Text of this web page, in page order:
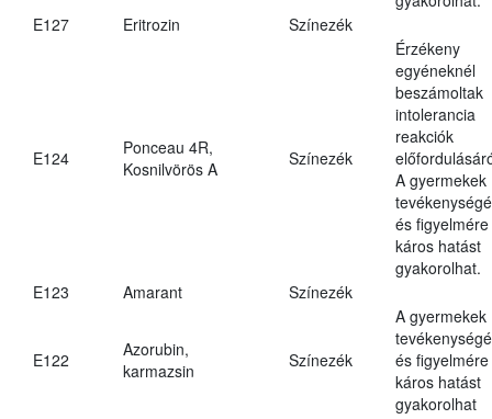
E127
Eritrozin Színezék
E124
Ponceau 4R,
Kosnilvörös A
Színezék
Érzékeny
egyéneknél
beszámoltak
intolerancia
reakciók
A gyermekek
és figyelmére
káros hatást
gyakorolhat.
E123
Amarant Színezék
E122
Azorubin,
karmazsin
Színezék
A gyermekek
és figyelmére
káros hatást
gyakorolhat